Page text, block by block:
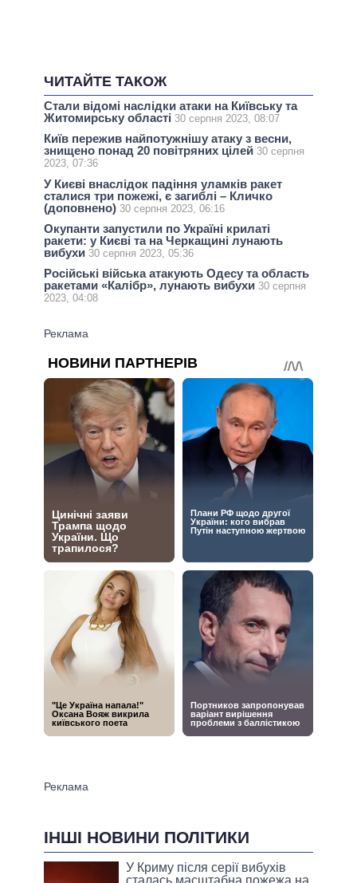
ЧИТАЙТЕ ТАКОЖ
Стали відомі наслідки атаки на Київську та
Житомирську області 30 серпня 2023, 08:07
Київ пережив найпотужнішу атаку з весни,
знищено понад 20 повітряних цілей 30 серпня
2023, 07:36
У Києві внаслідок падіння уламків ракет
сталися три пожежі, є загиблі – Кличко
(доповнено) 30 серпня 2023, 06:16
Окупанти запустили по Україні крилаті
ракети: у Києві та на Черкащині лунають
вибухи 30 серпня 2023, 05:36
Російські війська атакують Одесу та область
ракетами «Калібр», лунають вибухи 30 серпня
2023, 04:08
ІНШІ НОВИНИ ПОЛІТИКИ
У Криму після серії вибухів